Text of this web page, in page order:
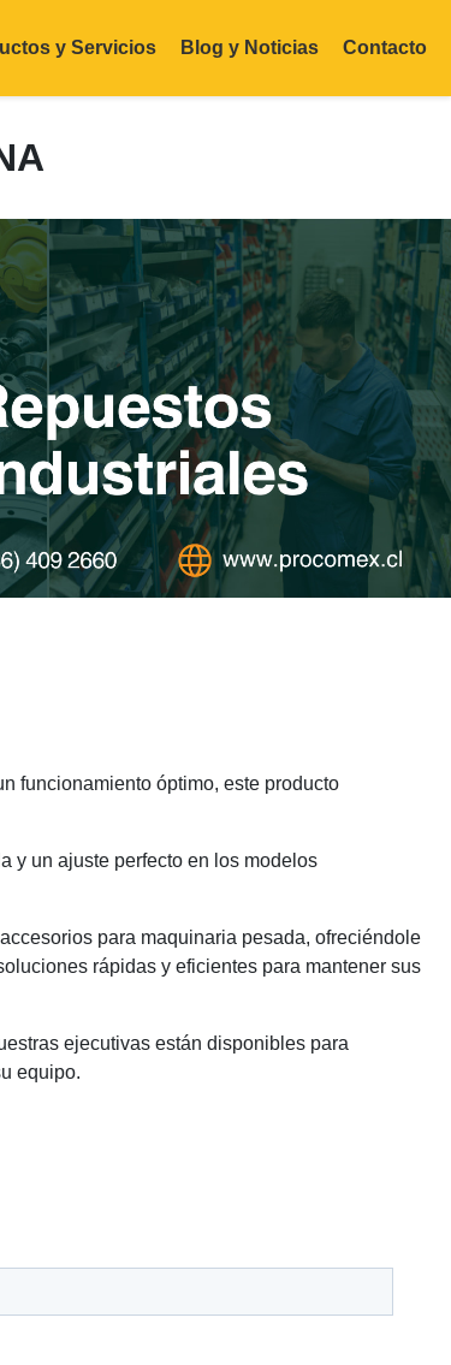
y Servicios Blog y Noticias Contacto
funcionamiento óptimo, este producto
y un ajuste perfecto en los modelos
para maquinaria pesada, ofreciéndole
rápidas y eficientes para mantener sus
ejecutivas están disponibles para
equipo.